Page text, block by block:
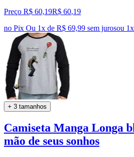
Preço R$ 60,19R$ 60,19
no Pix Ou 1x de R$ 69,99 sem jurosou 1
+ 3 tamanhos
Camiseta Manga Longa
mão de seus sonhos